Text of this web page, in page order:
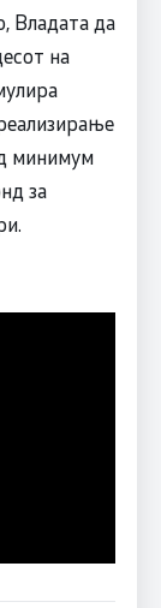
Владата да
на
минимум
за